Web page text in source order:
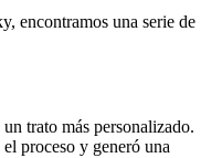
encontramos una serie de
trato más personalizado.
proceso y generó una